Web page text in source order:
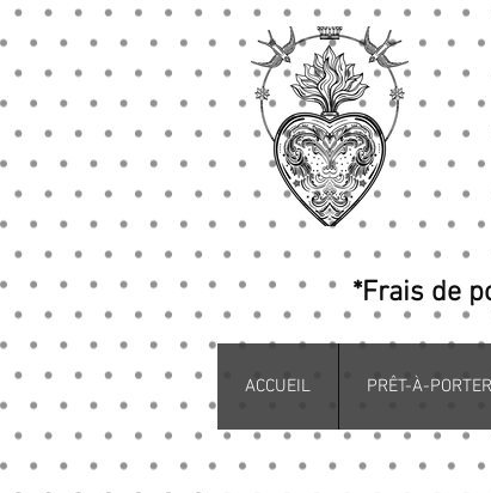
*Frais de
ACCUEIL PRÊT-À-PORTER